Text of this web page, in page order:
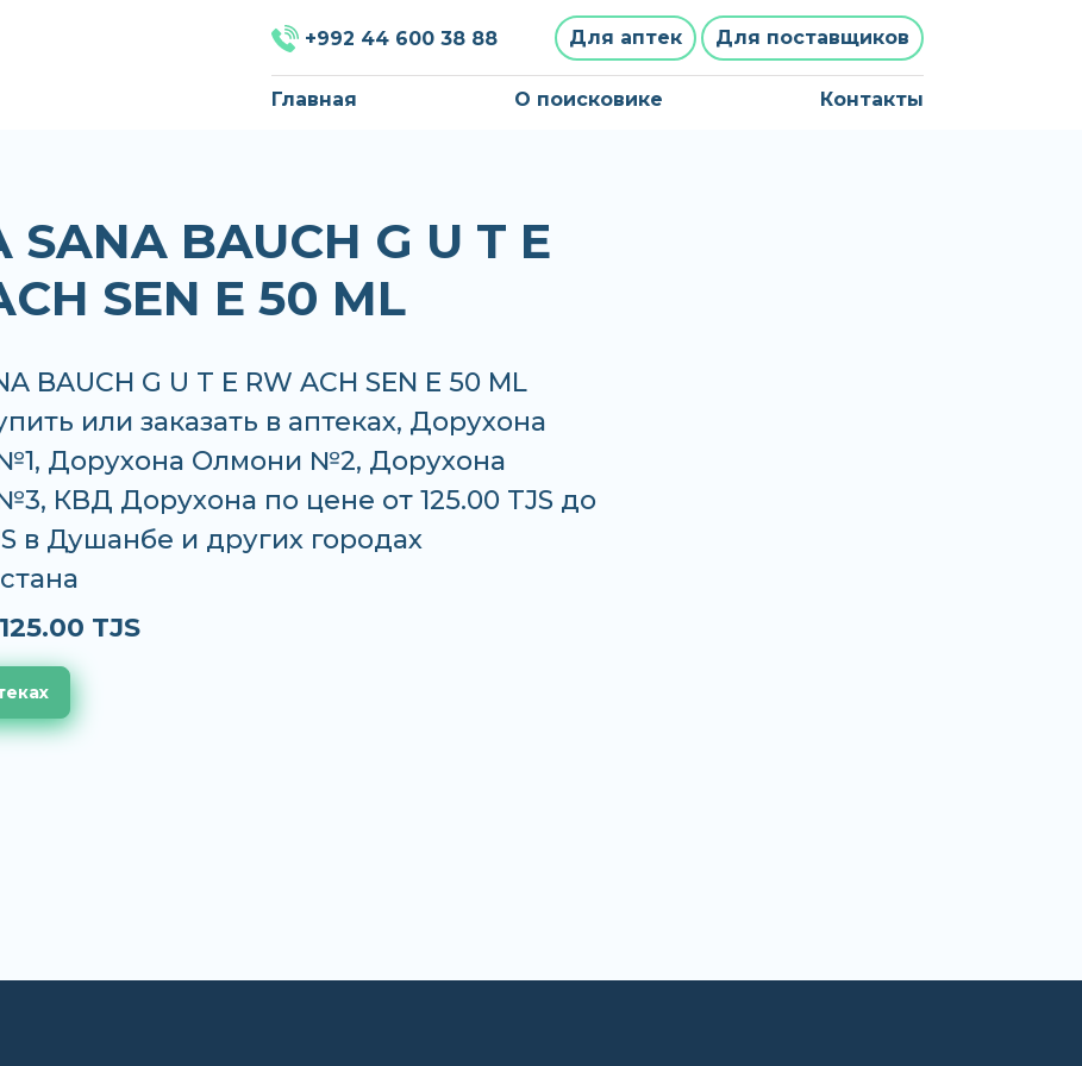
+992 44 600 38 88 Для аптек Для поставщиков
Главная О поисковике Контакты
SANA BAUCH G U T E
SEN E 50 ML
BAUCH G U T E RW ACH SEN E 50 ML
или заказать в аптеках, Дорухона
Дорухона Олмони №2, Дорухона
КВД Дорухона по цене от 125.00 TJS до
в Душанбе и других городах
125.00 TJS